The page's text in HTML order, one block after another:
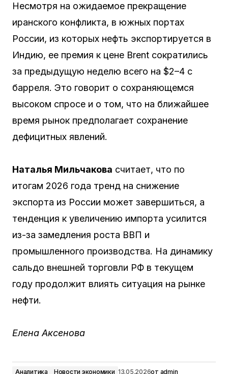
Несмотря на ожидаемое прекращение
иранского конфликта, в южных портах
России, из которых нефть экспортируется в
Индию, ее премия к цене Brent сократились
за предыдущую неделю всего на $2–4 с
барреля. Это говорит о сохраняющемся
высоком спросе и о том, что на ближайшее
время рынок предполагает сохранение
дефицитных явлений.
Наталья Мильчакова считает, что по
итогам 2026 года тренд на снижение
экспорта из России может завершиться, а
тенденция к увеличению импорта усилится
из-за замедления роста ВВП и
промышленного производства. На динамику
сальдо внешней торговли РФ в текущем
году продолжит влиять ситуация на рынке
нефти.
Елена Аксенова
Аналитика Новости экономики 13.05.2026от admin